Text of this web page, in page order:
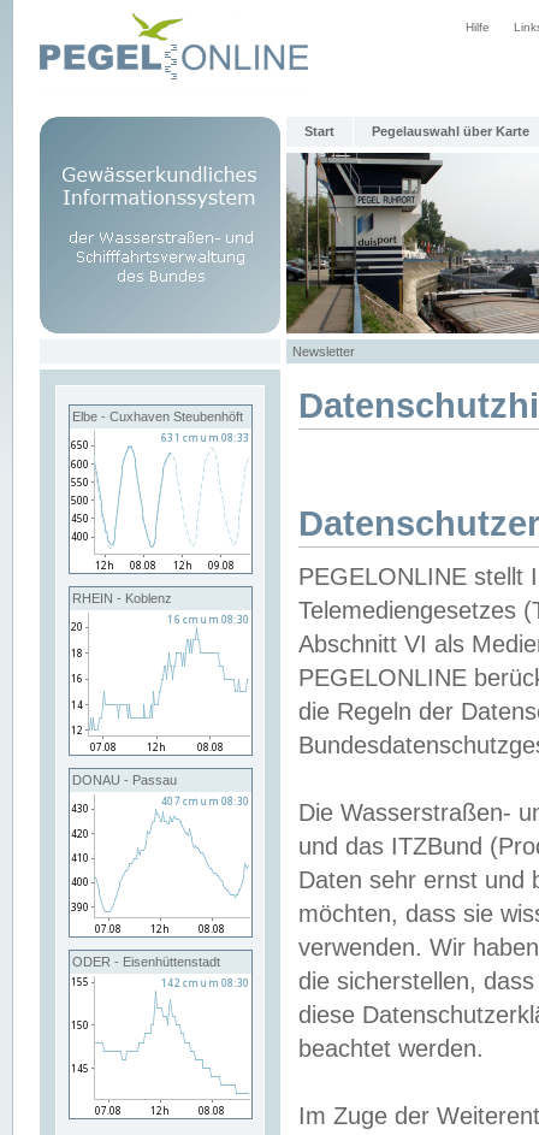
Hilfe
Start Pegelauswahl über Karte
Newsletter
Elbe - Cuxhaven Steubenhöft
RHEIN - Koblenz
DONAU - Passau
ODER - Eisenhüttenstadt
PEGELONLINE stellt
Telemediengesetzes
Abschnitt VI als
PEGELONLINE
die Regeln der
Die Wasserstraßen-
und das ITZBund
Daten sehr ernst und
möchten, dass sie
verwenden. Wir
die sicherstellen,
diese
beachtet werden.
Im Zuge der